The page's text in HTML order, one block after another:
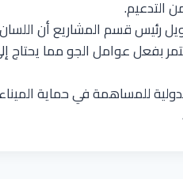
رئيس قسم المشاريع أن
بفعل عوامل الجو مما
للمساهمة في حماية